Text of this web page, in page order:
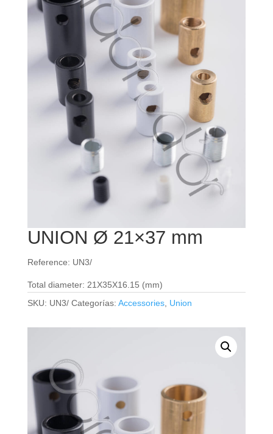
UNION Ø 21×37 mm
Reference: UN3/
Total diameter: 21X35X16.15 (mm)
SKU: UN3/ Categorías: Accessories, Union